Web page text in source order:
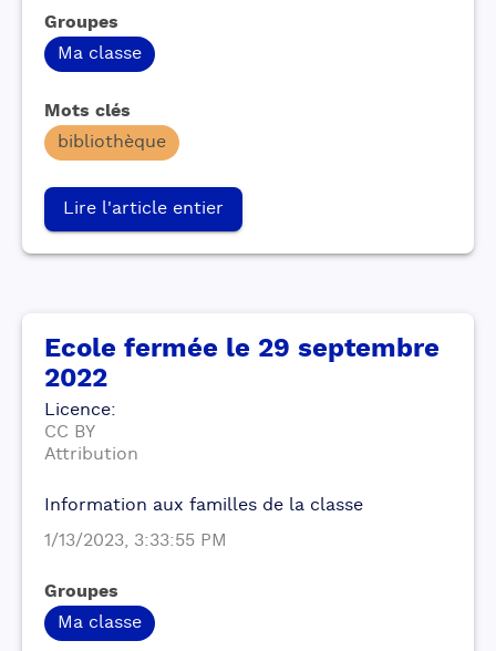
Groupes
Ma classe
Mots clés
bibliothèque
Lire l'article entier
Ecole fermée le 29 septembre
2022
Licence:
CC BY
Attribution
Information aux familles de la classe
1/13/2023, 3:33:55 PM
Groupes
Ma classe